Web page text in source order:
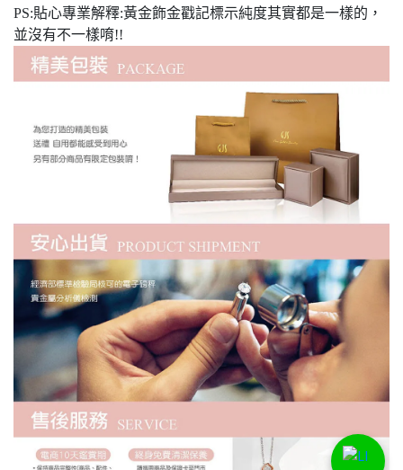
PS:貼心專業解釋:黃金飾金戳記標示純度其實都是一樣的，
並沒有不一樣唷!!